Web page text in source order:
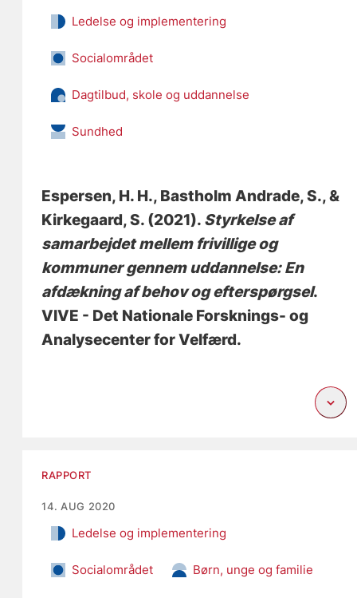
Ledelse og implementering
Socialområdet
Dagtilbud, skole og uddannelse
Sundhed
Espersen, H. H., Bastholm Andrade, S., &
Kirkegaard, S. (2021). Styrkelse af
samarbejdet mellem frivillige og
kommuner gennem uddannelse: En
afdækning af behov og efterspørgsel.
VIVE - Det Nationale Forsknings- og
Analysecenter for Velfærd.
RAPPORT
14. AUG 2020
Ledelse og implementering
Socialområdet Børn, unge og familie